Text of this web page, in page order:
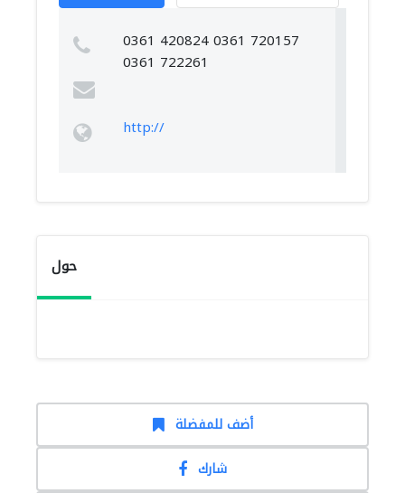
0361 420824 0361 720157
0361 722261
http://
حول
أضف للمفضلة
شارك